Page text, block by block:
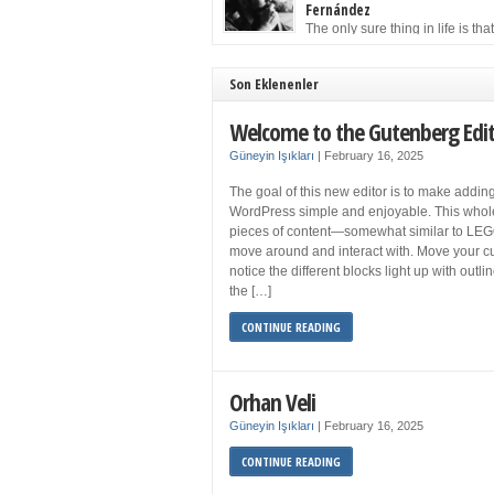
to solution may well be to get more sleep but
you get your 8 hours a night and still feel
Fernández
The only sure thing in life is that
sooner rather than later the leader of the
Revolution would succumb to that most strict
ways by the […]
Son Eklenenler
Welcome to the Gutenberg
Güneyin Işıkları February 16, 2025
The goal of this new editor is to make
WordPress simple and enjoyable. This
pieces of content—somewhat similar to
move around and interact with. Move your
notice the different blocks light up with
the […]
CONTINUE READING
Orhan Veli
Güneyin Işıkları February 16, 2025
CONTINUE READING